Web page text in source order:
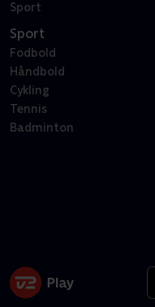
Sport
Sport
Fodbold
Håndbold
Cykling
Tennis
Badminton